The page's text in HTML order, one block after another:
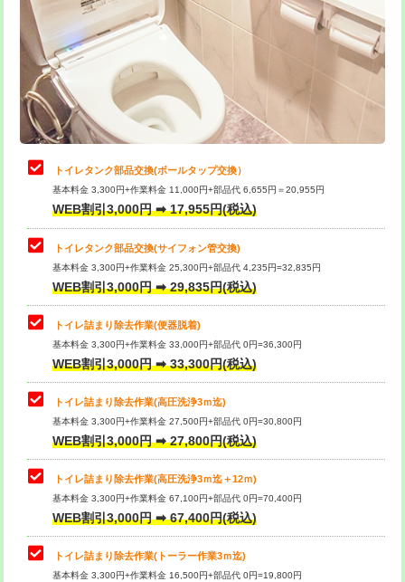
トイレタンク部品交換(ボールタップ交換）
基本料金 3,300円+作業料金 11,000円+部品代 6,655円＝20,955円
WEB割引3,000円 ➡ 17,955円(税込)
トイレタンク部品交換(サイフォン管交換)
基本料金 3,300円+作業料金 25,300円+部品代 4,235円=32,835円
WEB割引3,000円 ➡ 29,835円(税込)
トイレ詰まり除去作業(便器脱着)
基本料金 3,300円+作業料金 33,000円+部品代 0円=36,300円
WEB割引3,000円 ➡ 33,300円(税込)
トイレ詰まり除去作業(高圧洗浄3ｍ迄)
基本料金 3,300円+作業料金 27,500円+部品代 0円=30,800円
WEB割引3,000円 ➡ 27,800円(税込)
トイレ詰まり除去作業(高圧洗浄3ｍ迄＋12ｍ)
基本料金 3,300円+作業料金 67,100円+部品代 0円=70,400円
WEB割引3,000円 ➡ 67,400円(税込)
トイレ詰まり除去作業(トーラー作業3ｍ迄)
基本料金 3,300円+作業料金 16,500円+部品代 0円=19,800円